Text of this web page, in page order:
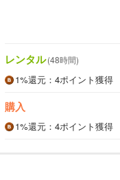
レンタル(48時間)
1%還元 ：4ポイント獲得
購入
1%還元 ：4ポイント獲得